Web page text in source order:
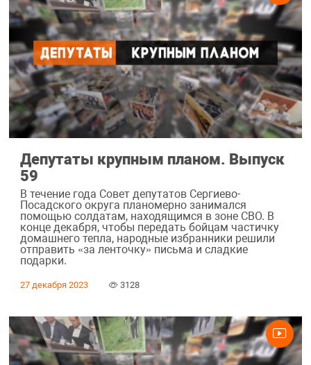
Депутаты крупным планом. Выпуск
59
В течение года Совет депутатов Сергиево-
Посадского округа планомерно занимался
помощью солдатам, находящимся в зоне СВО. В
конце декабря, чтобы передать бойцам частичку
домашнего тепла, народные избранники решили
отправить «за ленточку» письма и сладкие
подарки.
27 декабря 2023 3128